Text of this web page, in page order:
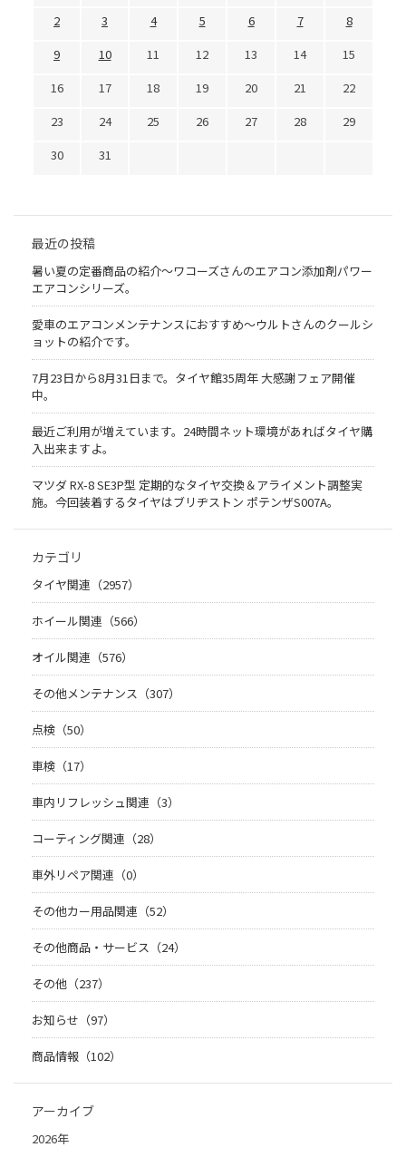
2 3 4 5 6 7
8
9
10 11 12 13 14
15
16
17 18 19 20 21
22
23
24 25 26 27 28
29
30
31
最近の投稿
暑い夏の定番商品の紹介〜ワコーズさんのエアコン添加剤パワー
エアコンシリーズ。
愛車のエアコンメンテナンスにおすすめ〜ウルトさんのクールシ
ョットの紹介です。
7月23日から8月31日まで。タイヤ館35周年 大感謝フェア開催
中。
最近ご利用が増えています。24時間ネット環境があればタイヤ購
入出来ますよ。
マツダ RX-8 SE3P型 定期的なタイヤ交換＆アライメント調整実
施。今回装着するタイヤはブリヂストン ポテンザS007A。
カテゴリ
タイヤ関連（2957）
ホイール関連（566）
オイル関連（576）
その他メンテナンス（307）
点検（50）
車検（17）
車内リフレッシュ関連（3）
コーティング関連（28）
車外リペア関連（0）
その他カー用品関連（52）
その他商品・サービス（24）
その他（237）
お知らせ（97）
商品情報（102）
アーカイブ
2026年